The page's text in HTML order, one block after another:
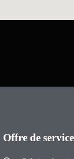
Offre de